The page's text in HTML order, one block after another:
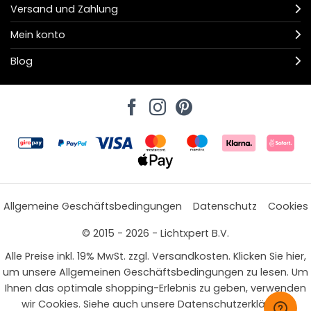
Versand und Zahlung
Mein konto
Blog
Allgemeine Geschäftsbedingungen Datenschutz
Cookies
© 2015 - 2026 - Lichtxpert B.V.
Alle Preise inkl. 19% MwSt. zzgl. Versandkosten. Klicken Sie hier,
um unsere Allgemeinen Geschäftsbedingungen zu lesen. Um
Ihnen das optimale shopping-Erlebnis zu geben, verwenden
wir Cookies. Siehe auch unsere Datenschutzerklärung.